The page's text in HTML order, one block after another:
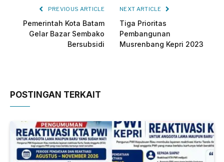
PREVIOUS ARTICLE
Pemerintah Kota Batam
Gelar Bazar Sembako
Bersubsidi
NEXT ARTICLE
Tiga Prioritas
Pembangunan
Musrenbang Kepri 2023
POSTINGAN TERKAIT